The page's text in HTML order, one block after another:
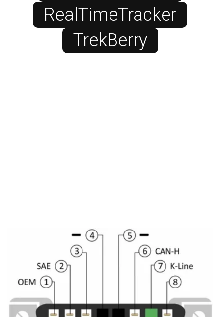
RealTimeTracker
TrekBerry